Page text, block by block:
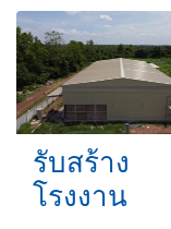
รับสร้าง
โรงงาน